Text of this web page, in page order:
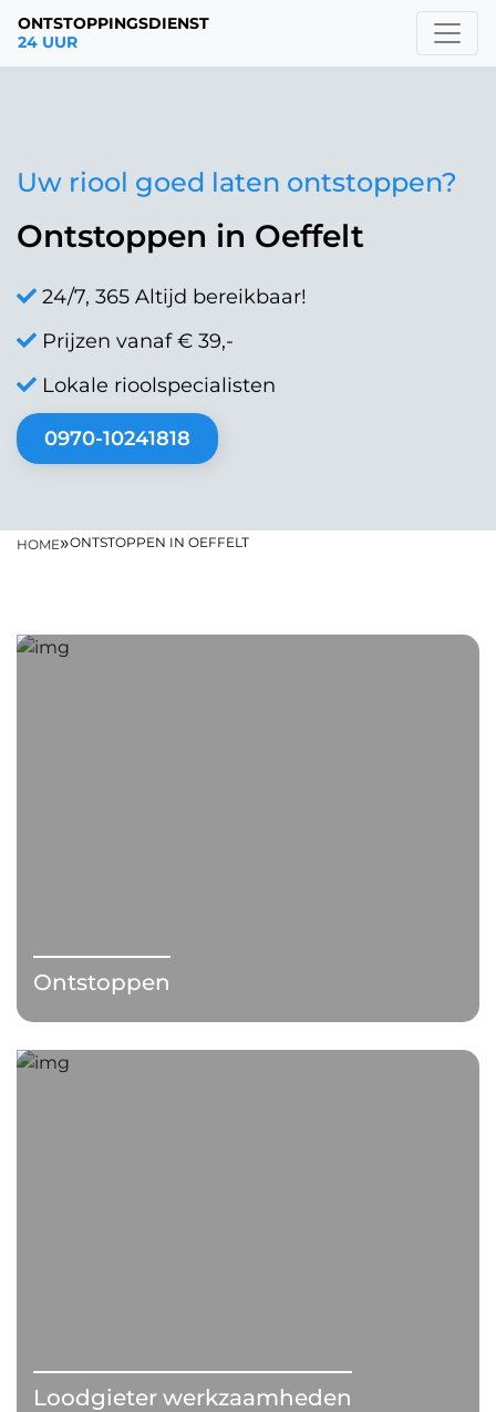
ONTSTOPPINGSDIENST
24 UUR
Uw riool goed laten ontstoppen?
Ontstoppen in Oeffelt
24/7, 365 Altijd bereikbaar!
Prijzen vanaf € 39,-
Lokale rioolspecialisten
0970-10241818
HOME»ONTSTOPPEN IN OEFFELT
Ontstoppen
Loodgieter werkzaamheden